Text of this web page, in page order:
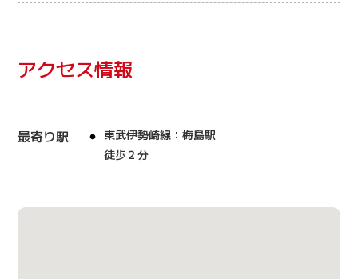
アクセス情報
最寄り駅
東武伊勢崎線：梅島駅
徒歩２分